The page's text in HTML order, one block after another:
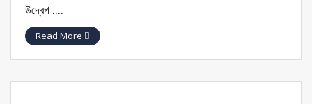
উদ্বেগ ....
Read More